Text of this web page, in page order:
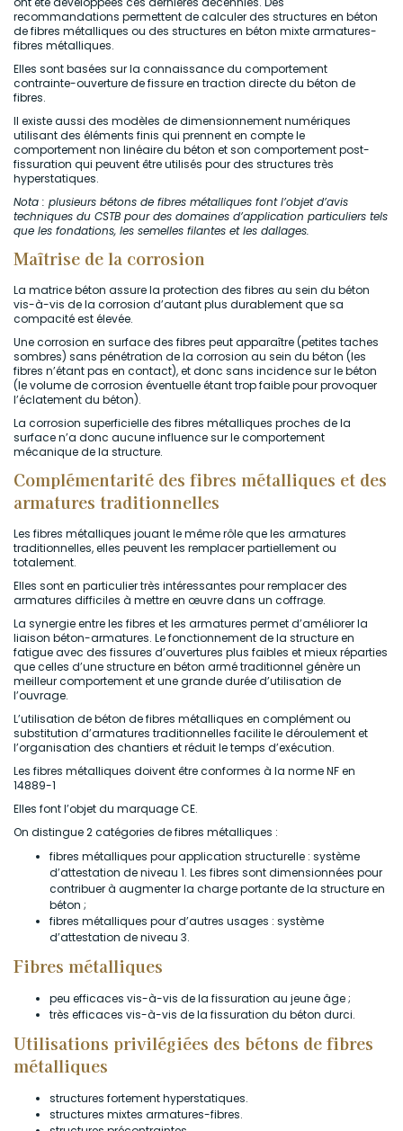
recommandations permettent de calculer des structures en béton
de fibres métalliques ou des structures en béton mixte armatures-
fibres métalliques.
Elles sont basées sur la connaissance du comportement
contrainte-ouverture de fissure en traction directe du béton de
fibres.
Il existe aussi des modèles de dimensionnement numériques
utilisant des éléments finis qui prennent en compte le
comportement non linéaire du béton et son comportement post-
fissuration qui peuvent être utilisés pour des structures très
hyperstatiques.
Nota : plusieurs bétons de fibres métalliques font l’objet d’avis
techniques du CSTB pour des domaines d’application particuliers tels
que les fondations, les semelles filantes et les dallages.
Maîtrise de la corrosion
La matrice béton assure la protection des fibres au sein du béton
vis-à-vis de la corrosion d’autant plus durablement que sa
compacité est élevée.
Une corrosion en surface des fibres peut apparaître (petites taches
sombres) sans pénétration de la corrosion au sein du béton (les
fibres n’étant pas en contact), et donc sans incidence sur le béton
(le volume de corrosion éventuelle étant trop faible pour provoquer
l’éclatement du béton).
La corrosion superficielle des fibres métalliques proches de la
surface n’a donc aucune influence sur le comportement
mécanique de la structure.
Complémentarité des fibres métalliques et des
armatures traditionnelles
Les fibres métalliques jouant le même rôle que les armatures
traditionnelles, elles peuvent les remplacer partiellement ou
totalement.
Elles sont en particulier très intéressantes pour remplacer des
armatures difficiles à mettre en œuvre dans un coffrage.
La synergie entre les fibres et les armatures permet d’améliorer la
liaison béton-armatures. Le fonctionnement de la structure en
fatigue avec des fissures d’ouvertures plus faibles et mieux réparties
que celles d’une structure en béton armé traditionnel génère un
meilleur comportement et une grande durée d’utilisation de
l’ouvrage.
L’utilisation de béton de fibres métalliques en complément ou
substitution d’armatures traditionnelles facilite le déroulement et
l’organisation des chantiers et réduit le temps d’exécution.
Les fibres métalliques doivent être conformes à la norme NF en
14889-1
Elles font l’objet du marquage CE.
On distingue 2 catégories de fibres métalliques :
fibres métalliques pour application structurelle : système
d’attestation de niveau 1. Les fibres sont dimensionnées pour
contribuer à augmenter la charge portante de la structure en
béton ;
fibres métalliques pour d’autres usages : système
d’attestation de niveau 3.
Fibres métalliques
peu efficaces vis-à-vis de la fissuration au jeune âge ;
très efficaces vis-à-vis de la fissuration du béton durci.
Utilisations privilégiées des bétons de fibres
métalliques
structures fortement hyperstatiques.
structures mixtes armatures-fibres.